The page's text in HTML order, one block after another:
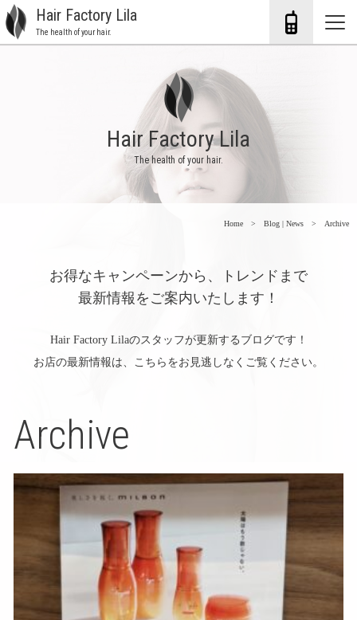
Hair Factory Lila
The health of your hair.
Hair Factory Lila
The health of your hair.
Home Blog | News Archive
お得なキャンペーンから、トレンドまで
最新情報をご案内いたします！
Hair Factory Lilaのスタッフが更新するブログです！
お店の最新情報は、こちらをお見逃しなくご覧ください。
Archive